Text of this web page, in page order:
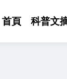
首頁 科普文